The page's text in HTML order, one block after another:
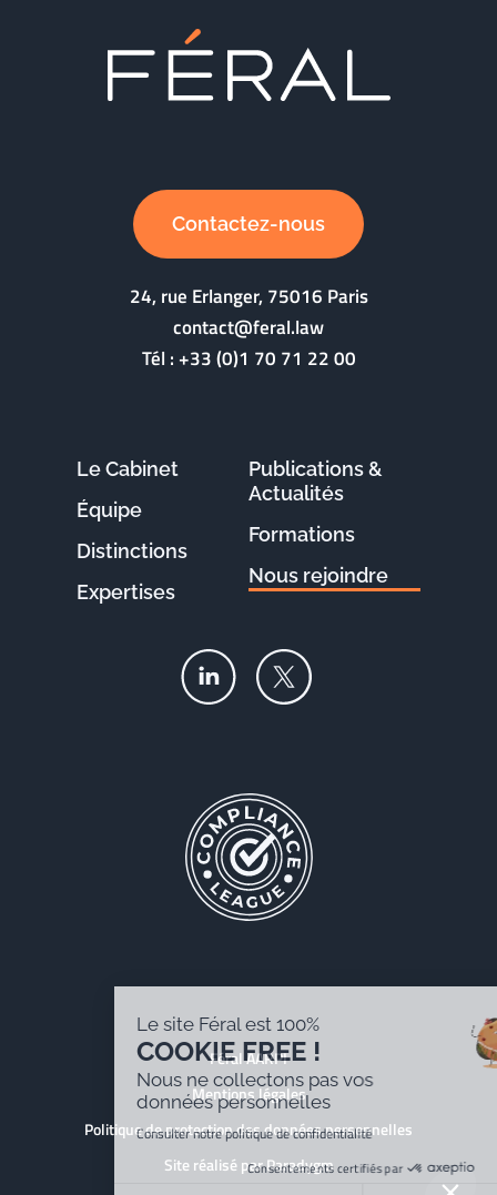
Contactez-nous
24, rue Erlanger, 75016 Paris
contact@feral.law
Tél :+33 (0)1 70 71 22 00
Le Cabinet
Équipe
Distinctions
Expertises
Publications &
Actualités
Formations
Nous rejoindre
Féral AARPI
Mentions légales
Politique de protection des données personnelles
Site réalisé par Paradygm
Le site Féral est 100%
COOKIE FREE !
Nous ne collectons pas vos
données personnelles
Consulter notre politique de confidentialité
Consentements certifiés par